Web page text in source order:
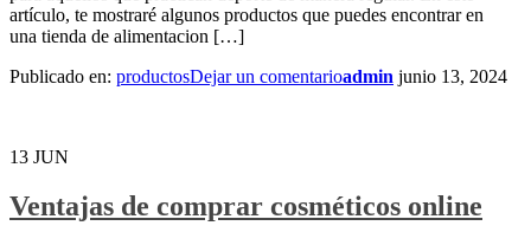
artículo, te mostraré algunos productos que puedes encontrar en
una tienda de alimentacion […]
Publicado en: productosDejar un comentarioadmin junio 13, 2024
13 JUN
Ventajas de comprar cosméticos online